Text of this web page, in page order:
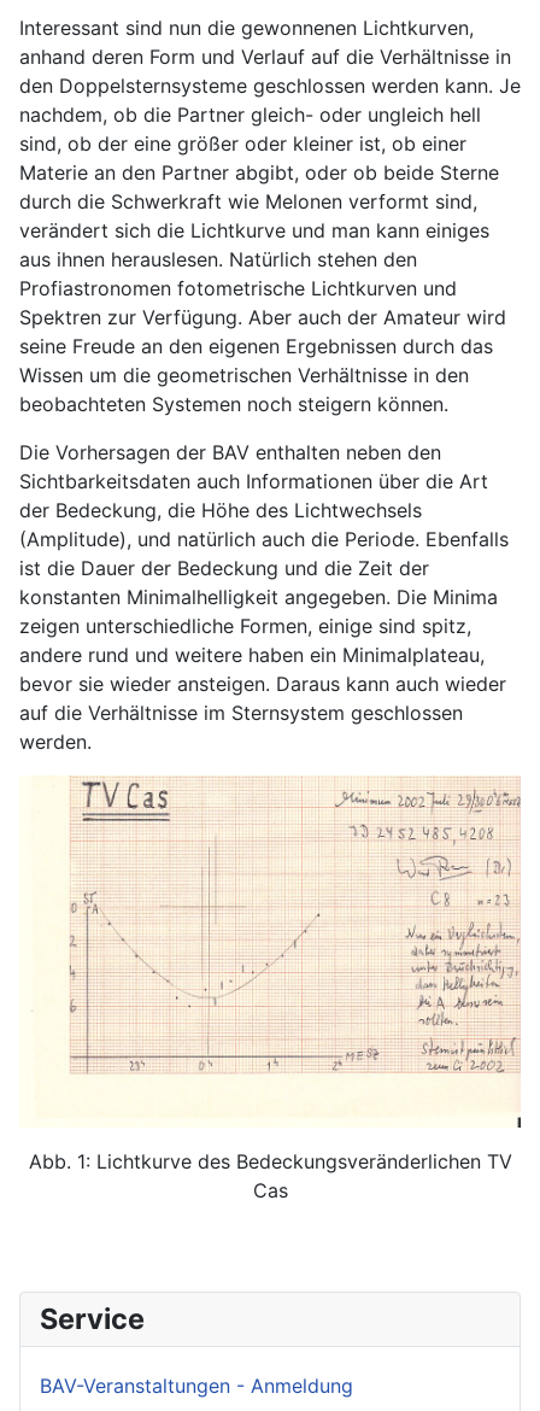
Interessant sind nun die gewonnenen Lichtkurven,
anhand deren Form und Verlauf auf die Verhältnisse in
den Doppelsternsysteme geschlossen werden kann. Je
nachdem, ob die Partner gleich- oder ungleich hell
sind, ob der eine größer oder kleiner ist, ob einer
Materie an den Partner abgibt, oder ob beide Sterne
durch die Schwerkraft wie Melonen verformt sind,
verändert sich die Lichtkurve und man kann einiges
aus ihnen herauslesen. Natürlich stehen den
Profiastronomen fotometrische Lichtkurven und
Spektren zur Verfügung. Aber auch der Amateur wird
seine Freude an den eigenen Ergebnissen durch das
Wissen um die geometrischen Verhältnisse in den
beobachteten Systemen noch steigern können.
Die Vorhersagen der BAV enthalten neben den
Sichtbarkeitsdaten auch Informationen über die Art
der Bedeckung, die Höhe des Lichtwechsels
(Amplitude), und natürlich auch die Periode. Ebenfalls
ist die Dauer der Bedeckung und die Zeit der
konstanten Minimalhelligkeit angegeben. Die Minima
zeigen unterschiedliche Formen, einige sind spitz,
andere rund und weitere haben ein Minimalplateau,
bevor sie wieder ansteigen. Daraus kann auch wieder
auf die Verhältnisse im Sternsystem geschlossen
werden.
Abb. 1: Lichtkurve des Bedeckungsveränderlichen TV
Cas
Service
BAV-Veranstaltungen - Anmeldung